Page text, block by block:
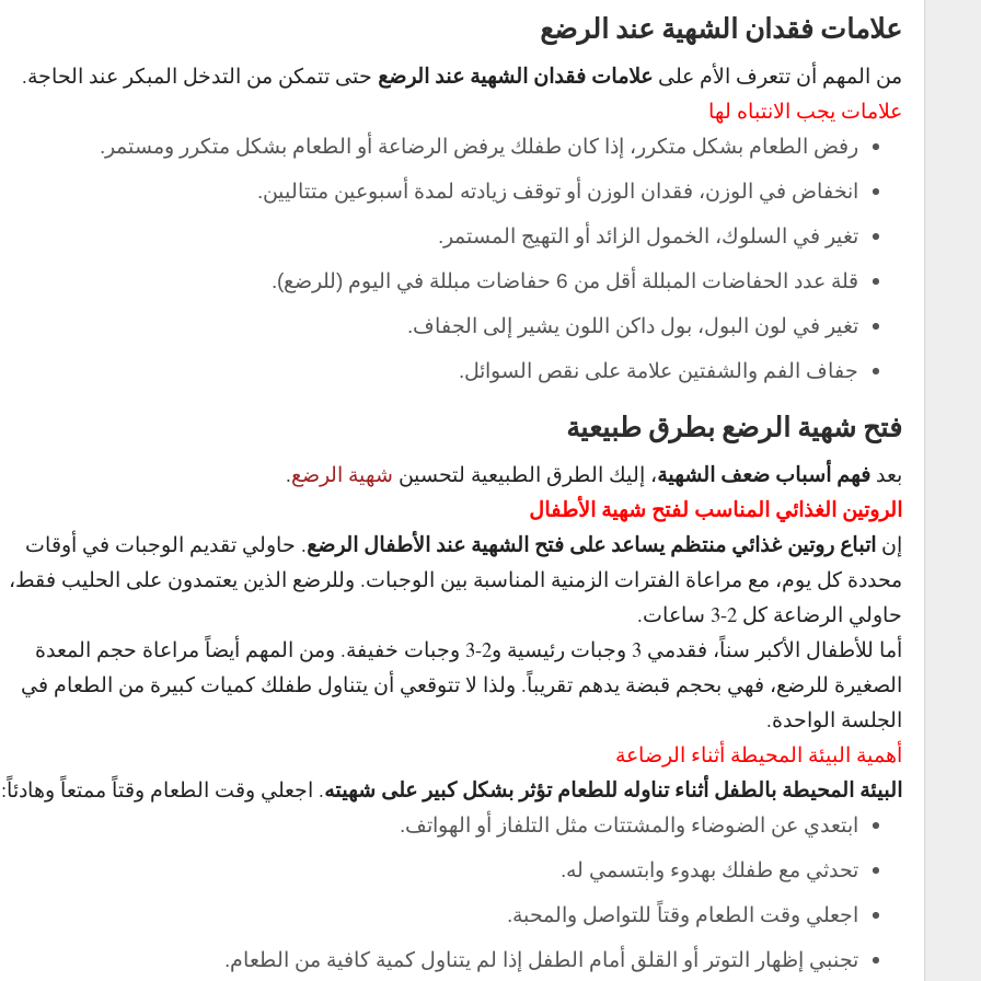
علامات فقدان الشهية عند الرضع
من المهم أن تتعرف الأم على علامات فقدان الشهية عند الرضع حتى تتمكن من التدخل المبكر عند الحاجة.
علامات يجب الانتباه لها
رفض الطعام بشكل متكرر، إذا كان طفلك يرفض الرضاعة أو الطعام بشكل متكرر ومستمر.
انخفاض في الوزن، فقدان الوزن أو توقف زيادته لمدة أسبوعين متتاليين.
تغير في السلوك، الخمول الزائد أو التهيج المستمر.
قلة عدد الحفاضات المبللة أقل من 6 حفاضات مبللة في اليوم (للرضع).
تغير في لون البول، بول داكن اللون يشير إلى الجفاف.
جفاف الفم والشفتين علامة على نقص السوائل.
فتح شهية الرضع بطرق طبيعية
بعد فهم أسباب ضعف الشهية، إليك الطرق الطبيعية لتحسين شهية الرضع.
الروتين الغذائي المناسب لفتح شهية الأطفال
إن اتباع روتين غذائي منتظم يساعد على فتح الشهية عند الأطفال الرضع. حاولي تقديم الوجبات في أوقات
محددة كل يوم، مع مراعاة الفترات الزمنية المناسبة بين الوجبات. وللرضع الذين يعتمدون على الحليب فقط،
حاولي الرضاعة كل 2-3 ساعات.
أما للأطفال الأكبر سناً، فقدمي 3 وجبات رئيسية و2-3 وجبات خفيفة. و
من المهم أيضاً مراعاة حجم المعدة
الصغيرة للرضع، فهي بحجم قبضة يدهم تقريباً. ولذا لا تتوقعي أن يتناول طفلك كميات كبيرة من الطعام في
الجلسة الواحدة.
أهمية البيئة المحيطة أثناء الرضاعة
البيئة المحيطة بالطفل أثناء تناوله للطعام تؤثر بشكل كبير على شهيته. اجعلي وقت الطعام وقتاً ممتعاً وهادئاً:
ابتعدي عن الضوضاء والمشتتات مثل التلفاز أو الهواتف.
تحدثي مع طفلك بهدوء وابتسمي له.
اجعلي وقت الطعام وقتاً للتواصل والمحبة.
تجنبي إظهار التوتر أو القلق أمام الطفل إذا لم يتناول كمية كافية من الطعام.